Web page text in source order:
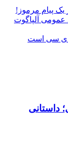
پیام مرموز!
عمومی آلپاگوت
دی سی است
داستانی